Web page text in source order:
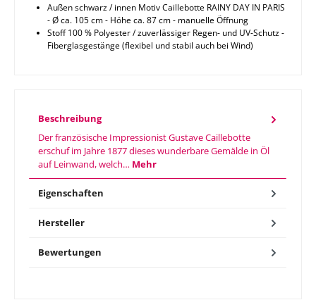
Außen schwarz / innen Motiv Caillebotte RAINY DAY IN PARIS
- Ø ca. 105 cm - Höhe ca. 87 cm - manuelle Öffnung
Stoff 100 % Polyester / zuverlässiger Regen- und UV-Schutz -
Fiberglasgestänge (flexibel und stabil auch bei Wind)
Beschreibung
Der französische Impressionist Gustave Caillebotte
erschuf im Jahre 1877 dieses wunderbare Gemälde in Öl
auf Leinwand, welch… Mehr
Eigenschaften
Hersteller
Bewertungen